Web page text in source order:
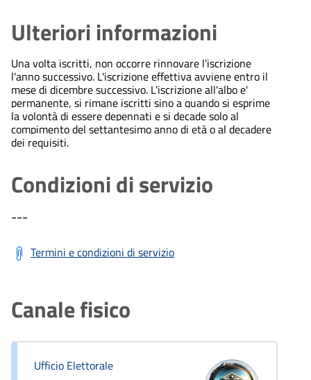
Ulteriori informazioni
Una volta iscritti, non occorre rinnovare l'iscrizione
l'anno successivo. L'iscrizione effettiva avviene entro il
mese di dicembre successivo. L'iscrizione all'albo e'
permanente, si rimane iscritti sino a quando si esprime
la volontà di essere depennati e si decade solo al
compimento del settantesimo anno di età o al decadere
dei requisiti.
Condizioni di servizio
---
Termini e condizioni di servizio
Canale fisico
Ufficio Elettorale